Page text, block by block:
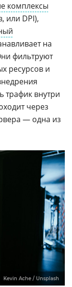
комплексы
или DPI),
на
фильтруют
ресурсов и
трафик внутри
через
— одна из
Kevin Ache / Unsplash